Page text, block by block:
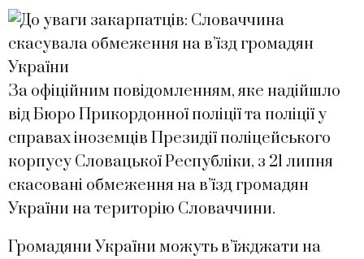
За офіційним повідомленням, яке надійшло
від Бюро Прикордонної поліції та поліції у
справах іноземців Президії поліцейського
корпусу Словацької Республіки, з 21 липня
скасовані обмеження на в’їзд громадян
України на територію Словаччини.
Громадяни України можуть в’їжджати на